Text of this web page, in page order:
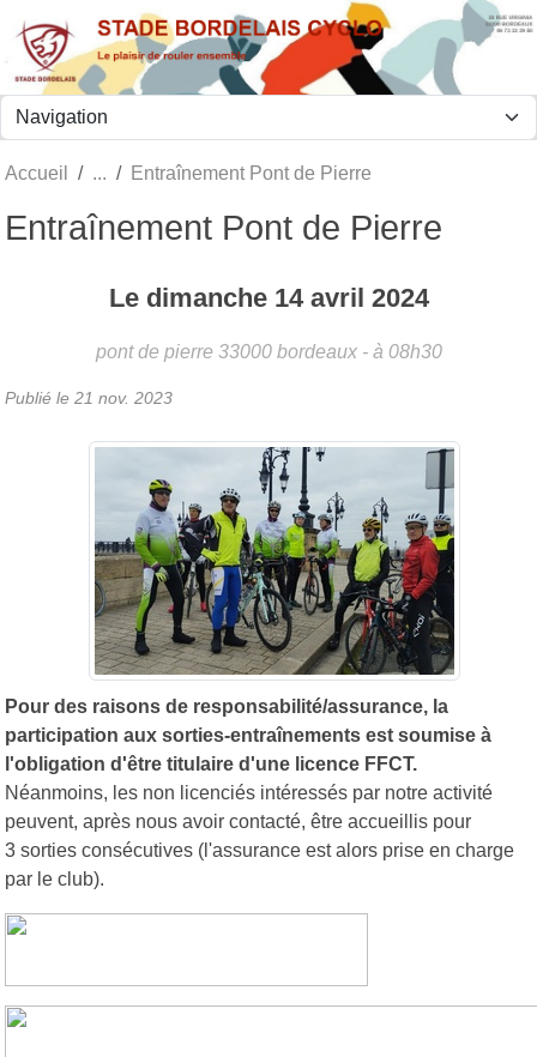
Accueil Entraînement Pont de Pierre
Entraînement Pont de Pierre
Le dimanche 14 avril 2024
pont de pierre 33000 bordeaux - à 08h30
Publié le 21 nov. 2023
Pour des raisons de responsabilité/assurance, la
participation aux sorties-entraînements est soumise à
l'obligation d'être titulaire d'une licence FFCT.
Néanmoins, les non licenciés intéressés par notre activité
peuvent, après nous avoir contacté, être accueillis pour
3 sorties consécutives (l'assurance est alors prise en charge
par le club).
Panneau de gestion des cookies